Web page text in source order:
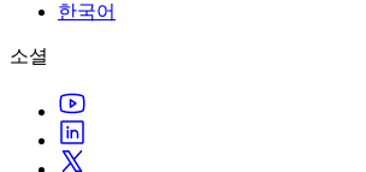
한국어
소셜